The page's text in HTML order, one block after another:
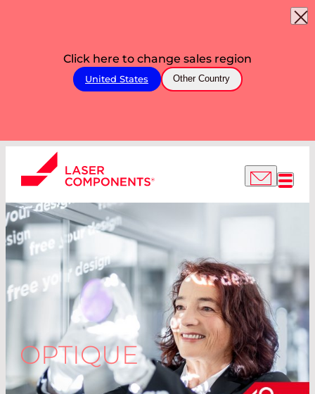
Click here to change sales region
United States Other Country
OPTIQUE